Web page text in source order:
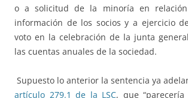
o a solicitud de la minoría en
información de los socios y a ejercicio
voto en la celebración de la junta
las cuentas anuales de la sociedad.
Supuesto lo anterior la sentencia ya
artículo 279.1 de la LSC, que